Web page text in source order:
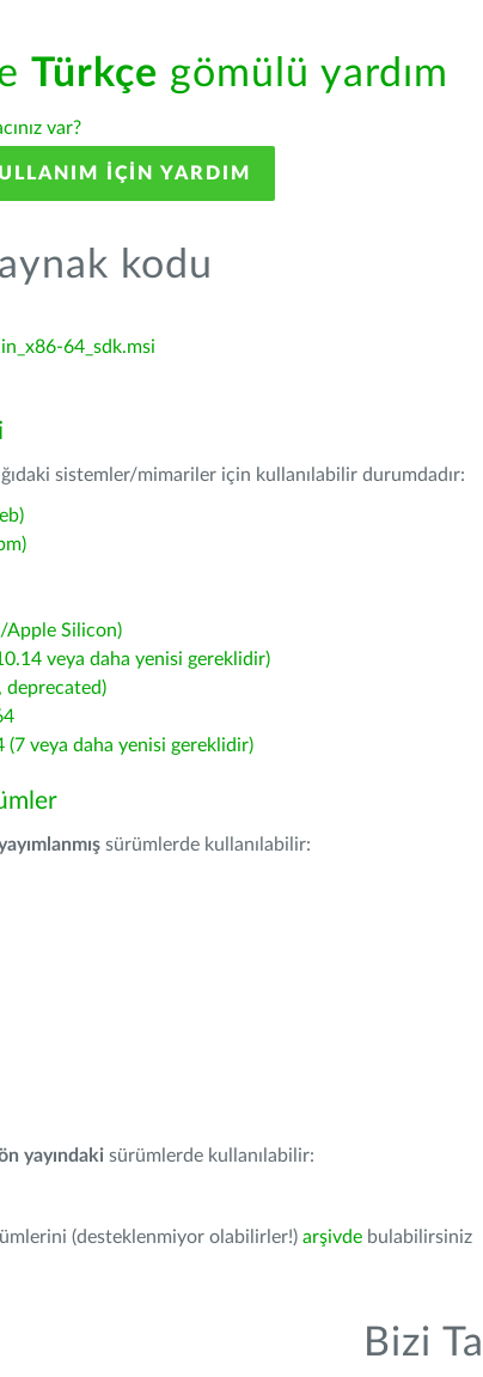
Türkçe gömülü yardım
var?
IÇIN YARDIM
kodu
64_sdk.msi
sistemler/mimariler için kullanılabilir durumdadır:
Apple Silicon)
veya daha yenisi gereklidir)
veya daha yenisi gereklidir)
sürümlerde kullanılabilir:
yayındaki sürümlerde kullanılabilir:
(desteklenmiyor olabilirler!) arşivde bulabilirsiniz
Bizi